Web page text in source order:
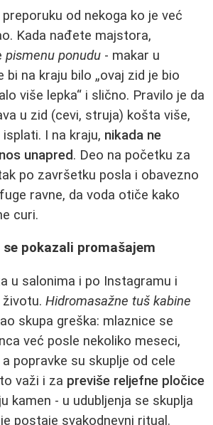
od nekoga ko je već
Kada nađete majstora,
pismenu ponudu - makar u
bi na kraju bilo „ovaj zid je bio
više lepka“ i slično. Pravilo je da
u zid (cevi, struja) košta više,
I na kraju, nikada ne
unapred. Deo na početku za
po završetku posla i obavezno
ravne, da voda otiče kako
curi.
pokazali promašajem
u salonima i po Instagramu i
Hidromasažne tuš kabine
skupa greška: mlaznice se
već posle nekoliko meseci,
popravke su skuplje od cele
važi i za previše reljefne pločice
kamen - u udubljenja se skuplja
postaje svakodnevni ritual.